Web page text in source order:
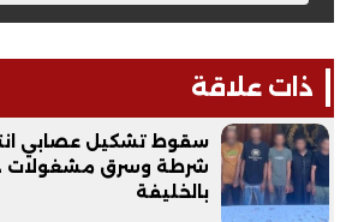
ذات علاقة
سقوط تشكيل عصابي
شرطة وسرق مشغولات
بالخليفة